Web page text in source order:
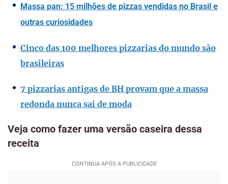
Massa pan: 15 milhões de pizzas vendidas no Brasil e
outras curiosidades
Cinco das 100 melhores pizzarias do mundo são
brasileiras
7 pizzarias antigas de BH provam que a massa
redonda nunca sai de moda
Veja como fazer uma versão caseira dessa
receita